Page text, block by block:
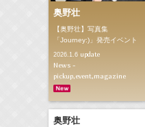
奥野壮
【奥野壮】写真集
「Journey:)」発売イベント
2026.1.6update
News -
pickup,event,magazine
奥野壮